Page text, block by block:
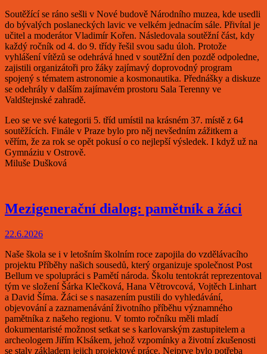
Soutěžící se ráno sešli v Nové budově Národního muzea, kde usedli
do bývalých poslaneckých lavic ve velkém jednacím sále. Přivítal je
učitel a moderátor Vladimír Kořen. Následovala soutěžní část, kdy
každý ročník od 4. do 9. třídy řešil svou sadu úloh. Protože
vyhlášení vítězů se odehrává hned v soutěžní den pozdě odpoledne,
zajistili organizátoři pro žáky zajímavý doprovodný program
spojený s tématem astronomie a kosmonautika. Přednášky a diskuze
se odehrály v dalším zajímavém prostoru Sala Terenny ve
Valdštejnské zahradě.
Leo se ve své kategorii 5. tříd umístil na krásném 37. místě z 64
soutěžících. Finále v Praze bylo pro něj nevšedním zážitkem a
věřím, že za rok se opět pokusí o co nejlepší výsledek. I když už na
Gymnáziu v Ostrově.
Miluše Dušková
Mezigenerační dialog: pamětník a žáci
22.6.2026
Naše škola se i v letošním školním roce zapojila do vzdělávacího
projektu Příběhy našich sousedů, který organizuje společnost Post
Bellum ve spolupráci s Pamětí národa. Školu tentokrát reprezentoval
tým ve složení Šárka Klečková, Hana Větrovcová, Vojtěch Linhart
a David Šíma. Žáci se s nasazením pustili do vyhledávání,
objevování a zaznamenávání životního příběhu významného
pamětníka z našeho regionu. V tomto ročníku měli mladí
dokumentaristé možnost setkat se s karlovarským zastupitelem a
archeologem Jiřím Klsákem, jehož vzpomínky a životní zkušenosti
se staly základem jejich projektové práce. Nejprve bylo potřeba